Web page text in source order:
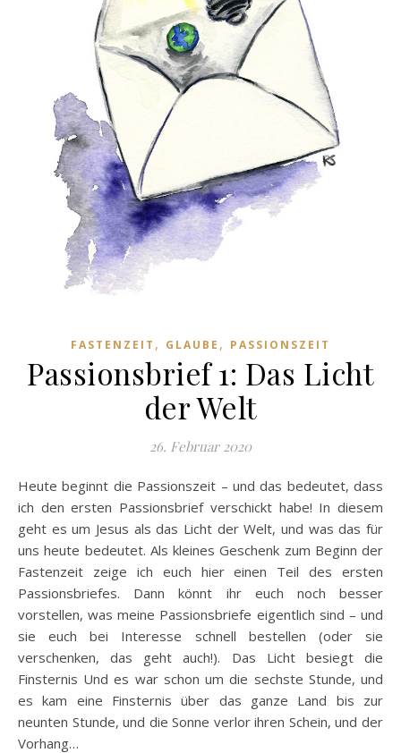
FASTENZEIT , GLAUBE , PASSIONSZEIT
Passionsbrief 1: Das Licht
der Welt
26. Februar 2020
Heute beginnt die Passionszeit – und das bedeutet, dass
ich den ersten Passionsbrief verschickt habe! In diesem
geht es um Jesus als das Licht der Welt, und was das für
uns heute bedeutet. Als kleines Geschenk zum Beginn der
Fastenzeit zeige ich euch hier einen Teil des ersten
Passionsbriefes. Dann könnt ihr euch noch besser
vorstellen, was meine Passionsbriefe eigentlich sind – und
sie euch bei Interesse schnell bestellen (oder sie
verschenken, das geht auch!). Das Licht besiegt die
Finsternis Und es war schon um die sechste Stunde, und
es kam eine Finsternis über das ganze Land bis zur
neunten Stunde, und die Sonne verlor ihren Schein, und der
Vorhang…